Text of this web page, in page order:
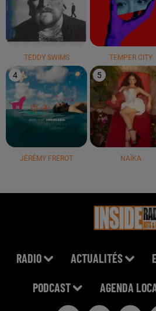
TEDDY SWIMS TEMPER CITY
4
JÉRÉMY FREROT
5
NAÏKA
RADIO ACTUALITÉS
PODCAST AGENDA